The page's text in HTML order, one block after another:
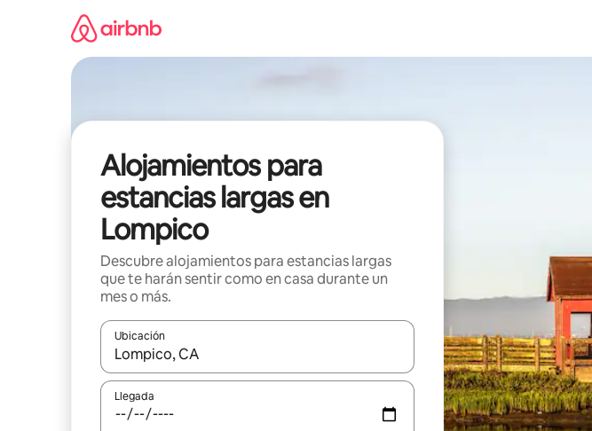
Alojamientos para
estancias largas en
Lompico
Descubre alojamientos para estancias largas
que te harán sentir como en casa durante un
mes o más.
Ubicación
Cuando los resultados estén disponibles, podrás navegar usando las teclas de las
Llegada